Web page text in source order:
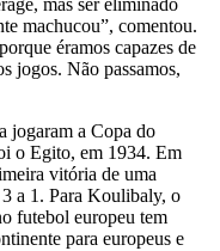
mas ser eliminado
machucou”, comentou.
éramos capazes de
jogos. Não passamos,
jogaram a Copa do
o Egito, em 1934. Em
vitória de uma
a 1. Para Koulibaly, o
futebol europeu tem
para europeus e